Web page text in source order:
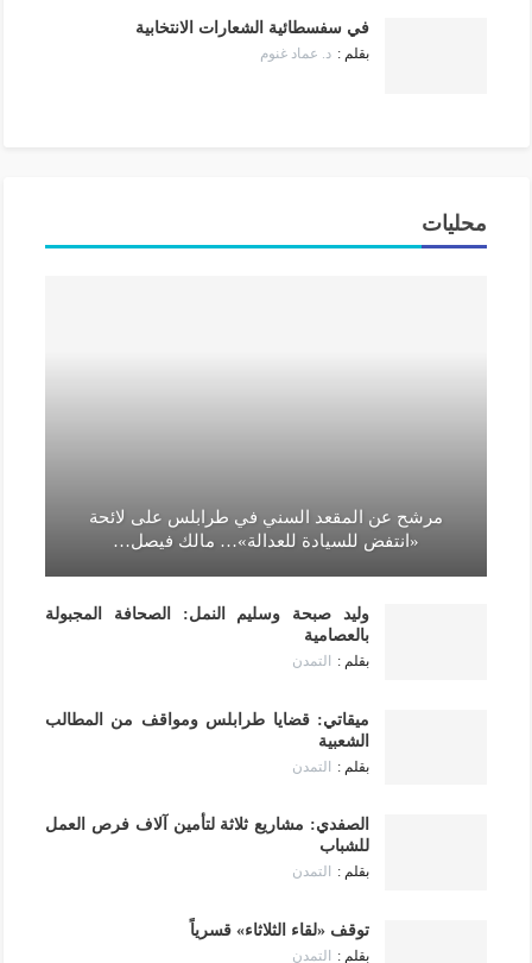
في سفسطائية الشعارات الانتخابية
د. عماد غنوم
محليات
مرشح عن المقعد السني في طرابلس على لائحة
«انتفض للسيادة للعدالة»… مالك فيصل…
وليد صبحة وسليم النمل: الصحافة المجبولة
بالعصامية
التمدن
ميقاتي: قضايا طرابلس ومواقف من المطالب
الشعبية
التمدن
الصفدي: مشاريع ثلاثة لتأمين آلاف فرص العمل
للشباب
التمدن
توقف «لقاء الثلاثاء» قسرياً
التمدن